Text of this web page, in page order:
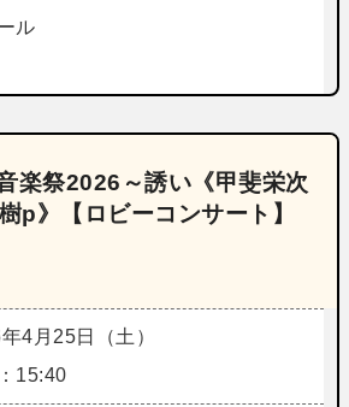
ル
楽祭2026～誘い《甲斐栄次
p》【ロビーコンサート】
4月25日（土）
15:40